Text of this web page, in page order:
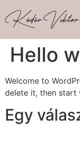
Hello
Welcome to
delete it, then start
Egy